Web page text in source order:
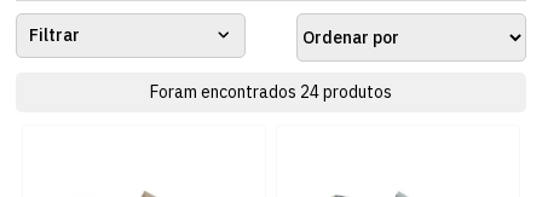
Filtrar
Foram encontrados 24produtos